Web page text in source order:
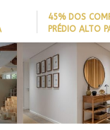
A
45% DOS
PRÉDIO ALTO
ITAJAÍ TÊM
PERFIL DO
BRASILEIRO